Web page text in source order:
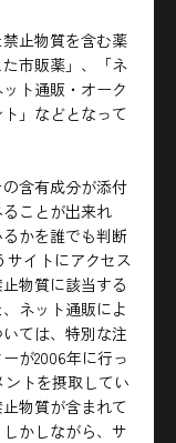
止物質を含む薬
市販薬」、「ネ
ト通販・オーク
」などとなって
含有成分が添付
ことが出来れ
かを誰でも判断
サイトにアクセス
物質に該当する
ネット通販によ
ては、特別な注
が2006年に行っ
トを摂取してい
物質が含まれて
かしながら、サ